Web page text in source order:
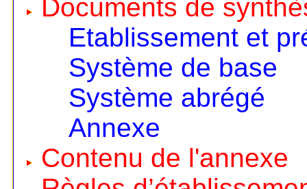
Documents de
Etablissement et
Système de base
Système abrégé
Annexe
Contenu de l'annexe